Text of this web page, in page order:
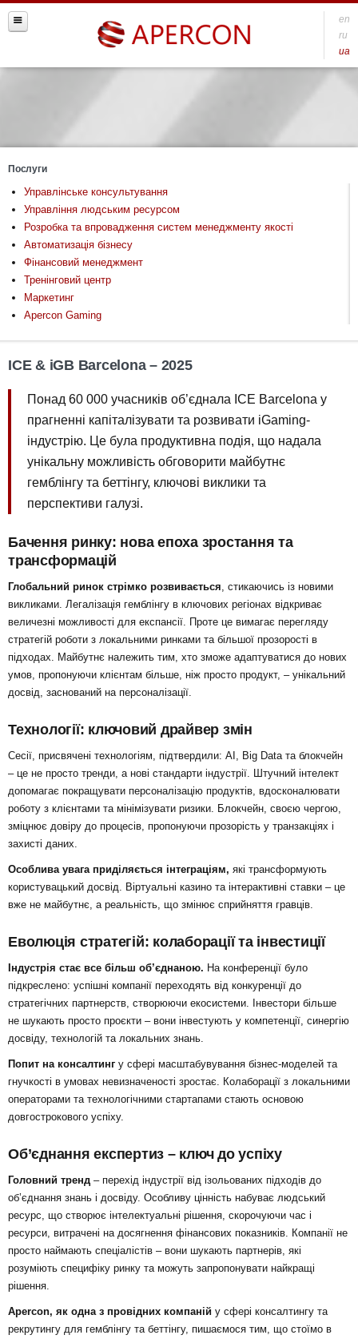
en
ru
ua
Послуги
Управлінське консультування
Управління людським ресурсом
Розробка та впровадження систем менеджменту якості
Автоматизація бізнесу
Фінансовий менеджмент
Тренінговий центр
Маркетинг
Apercon Gaming
ICE & iGB Barcelona – 2025
Понад 60 000 учасників об’єднала ICE Barcelona у
прагненні капіталізувати та розвивати iGaming-
індустрію. Це була продуктивна подія, що надала
унікальну можливість обговорити майбутнє
гемблінгу та беттінгу, ключові виклики та
перспективи галузі.
Бачення ринку: нова епоха зростання та
трансформацій
Глобальний ринок стрімко розвивається, стикаючись із новими
викликами. Легалізація гемблінгу в ключових регіонах відкриває
величезні можливості для експансії. Проте це вимагає перегляду
стратегій роботи з локальними ринками та більшої прозорості в
підходах. Майбутнє належить тим, хто зможе адаптуватися до нових
умов, пропонуючи клієнтам більше, ніж просто продукт, – унікальний
досвід, заснований на персоналізації.
Технології: ключовий драйвер змін
Сесії, присвячені технологіям, підтвердили: AI, Big Data та блокчейн
– це не просто тренди, а нові стандарти індустрії. Штучний інтелект
допомагає покращувати персоналізацію продуктів, вдосконалювати
роботу з клієнтами та мінімізувати ризики. Блокчейн, своєю чергою,
зміцнює довіру до процесів, пропонуючи прозорість у транзакціях і
захисті даних.
Особлива увага приділяється інтеграціям, які трансформують
користувацький досвід. Віртуальні казино та інтерактивні ставки – це
вже не майбутнє, а реальність, що змінює сприйняття гравців.
Еволюція стратегій: колаборації та інвестиції
Індустрія стає все більш об’єднаною. На конференції було
підкреслено: успішні компанії переходять від конкуренції до
стратегічних партнерств, створюючи екосистеми. Інвестори більше
не шукають просто проєкти – вони інвестують у компетенції, синергію
досвіду, технологій та локальних знань.
Попит на консалтинг у сфері масштабувування бізнес-моделей та
гнучкості в умовах невизначеності зростає. Колаборації з локальними
операторами та технологічними стартапами стають основою
довгострокового успіху.
Об’єднання експертиз – ключ до успіху
Головний тренд – перехід індустрії від ізольованих підходів до
об’єднання знань і досвіду. Особливу цінність набуває людський
ресурс, що створює інтелектуальні рішення, скорочуючи час і
ресурси, витрачені на досягнення фінансових показників. Компанії не
просто наймають спеціалістів – вони шукають партнерів, які
розуміють специфіку ринку та можуть запропонувати найкращі
рішення.
Apercon, як одна з провідних компаній у сфері консалтингу та
рекрутингу для гемблінгу та беттінгу, пишаємося тим, що стоїмо в